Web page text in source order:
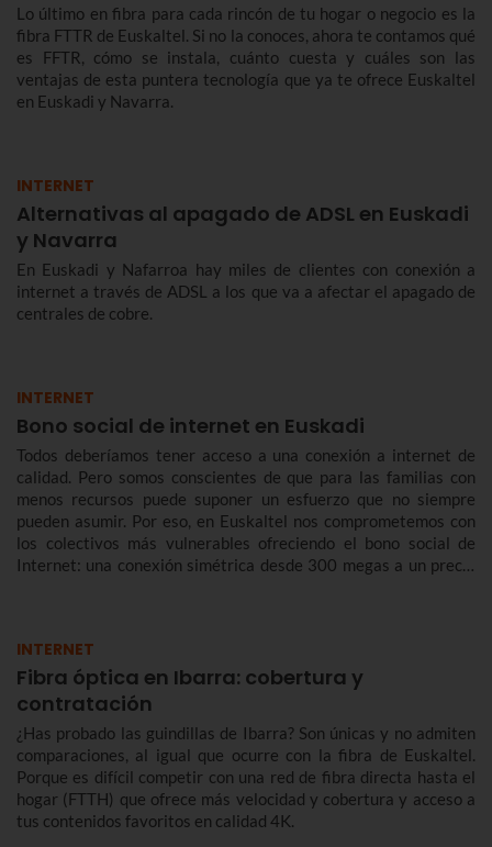
Lo último en fibra para cada rincón de tu hogar o negocio es la
fibra FTTR de Euskaltel. Si no la conoces, ahora te contamos qué
es FFTR, cómo se instala, cuánto cuesta y cuáles son las
ventajas de esta puntera tecnología que ya te ofrece Euskaltel
en Euskadi y Navarra.
INTERNET
Alternativas al apagado de ADSL en Euskadi
y Navarra
En Euskadi y Nafarroa hay miles de clientes con conexión a
internet a través de ADSL a los que va a afectar el apagado de
centrales de cobre.
INTERNET
Bono social de internet en Euskadi
Todos deberíamos tener acceso a una conexión a internet de
calidad. Pero somos conscientes de que para las familias con
menos recursos puede suponer un esfuerzo que no siempre
pueden asumir. Por eso, en Euskaltel nos comprometemos con
los colectivos más vulnerables ofreciendo el bono social de
Internet: una conexión simétrica desde 300 megas a un precio
INTERNET
Fibra óptica en Ibarra: cobertura y
contratación
¿Has probado las guindillas de Ibarra? Son únicas y no admiten
comparaciones, al igual que ocurre con la fibra de Euskaltel.
Porque es difícil competir con una red de fibra directa hasta el
hogar (FTTH) que ofrece más velocidad y cobertura y acceso a
tus contenidos favoritos en calidad 4K.